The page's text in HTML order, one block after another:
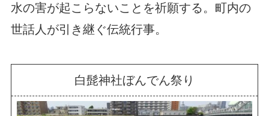
水の害が起こらないことを祈願する。町内の
世話人が引き継ぐ伝統行事。
白髭神社ぼんでん祭り